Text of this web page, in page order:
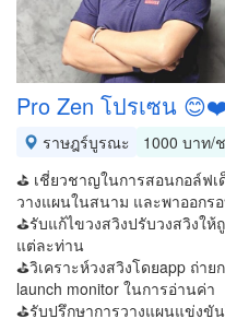
Pro Zen โปรเซน
ราษฎร์บูรณะ 1000 บาท/
⛳️ เชี่ยวชาญในการสอนกอล์ฟ
วางแผนในสนาม และพาออกร
⛳️รับแก้ไขวงสวิงปรับวงสวิงใ
แต่ละท่าน
⛳️วิเคราะห์วงสวิงโดยapp ถ่า
launch monitor ในการอ่านค่า
⛳️รับปรึกษาการวางแผนแข่ง